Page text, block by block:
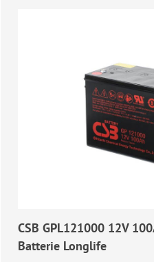
CSB GPL121000 12V
Batterie Longlife